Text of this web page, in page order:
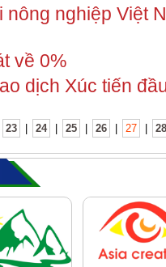
nghiệp Việt
về 0%
dịch Xúc tiến
23 24 25 26 27 28